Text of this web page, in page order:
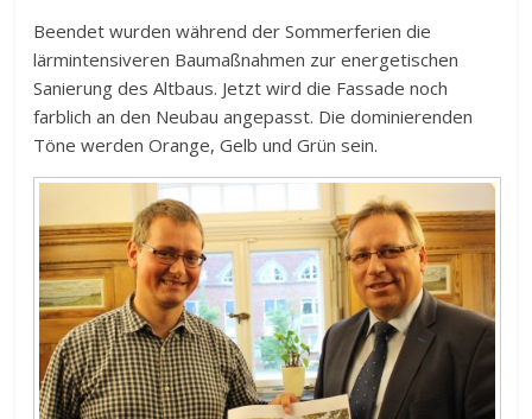
Beendet wurden während der Sommerferien die
lärmintensiveren Baumaßnahmen zur energetischen
Sanierung des Altbaus. Jetzt wird die Fassade noch
farblich an den Neubau angepasst. Die dominierenden
Töne werden Orange, Gelb und Grün sein.